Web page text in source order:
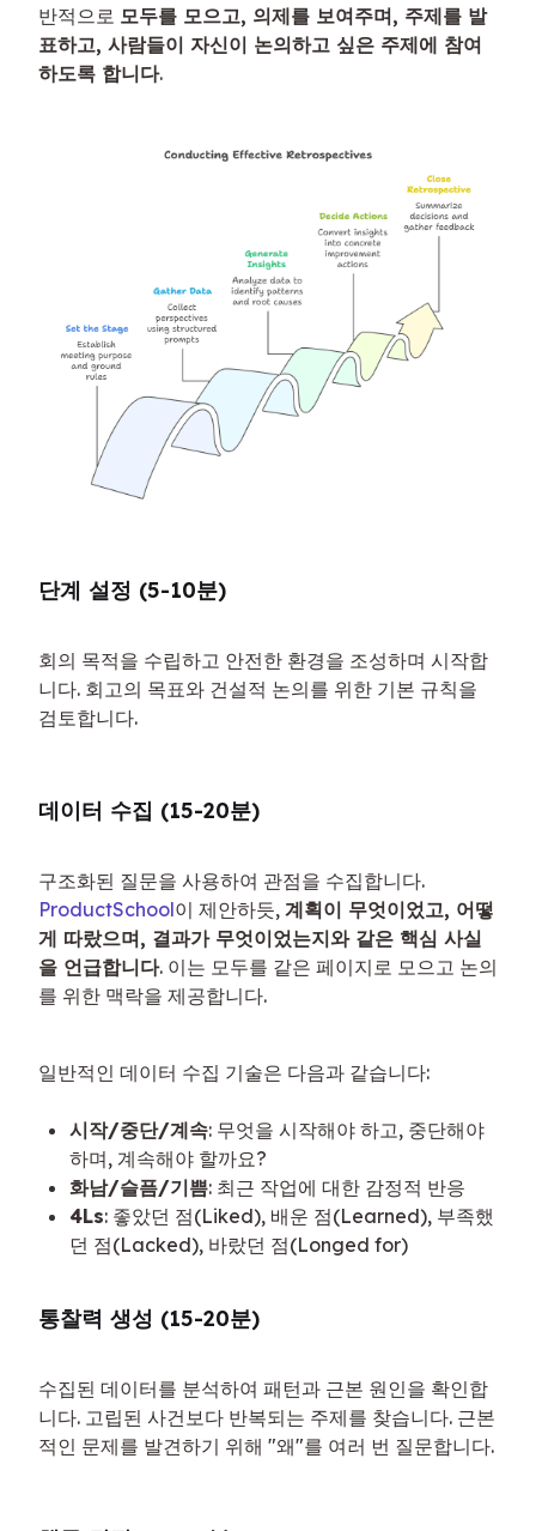
반적으로 모두를 모으고, 의제를 보여주며, 주제를 발
표하고, 사람들이 자신이 논의하고 싶은 주제에 참여
하도록 합니다.
단계 설정 (5-10분)
회의 목적을 수립하고 안전한 환경을 조성하며 시작합
니다. 회고의 목표와 건설적 논의를 위한 기본 규칙을
검토합니다.
데이터 수집 (15-20분)
ProductSchool이 제안하듯, 계획이 무엇이었고, 어떻
게 따랐으며, 결과가 무엇이었는지와 같은 핵심 사실
을 언급합니다. 이는 모두를 같은 페이지로 모으고 논의
를 위한 맥락을 제공합니다.
일반적인 데이터 수집 기술은 다음과 같습니다:
시작/중단/계속: 무엇을 시작해야 하고, 중단해야
하며, 계속해야 할까요?
화남/슬픔/기쁨: 최근 작업에 대한 감정적 반응
4Ls: 좋았던 점(Liked), 배운 점(Learned), 부족했
던 점(Lacked), 바랐던 점(Longed for)
통찰력 생성 (15-20분)
수집된 데이터를 분석하여 패턴과 근본 원인을 확인합
니다. 고립된 사건보다 반복되는 주제를 찾습니다. 근본
적인 문제를 발견하기 위해 "왜"를 여러 번 질문합니다.